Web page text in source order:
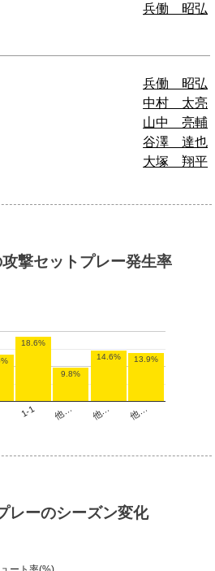
兵働 昭弘
兵働 昭弘
中村 太亮
山中 亮輔
谷澤 達也
大塚 翔平
撃セットプレー発生率
1-1 他… 他… 他…
18.6%
9.8%
14.6% 13.9%
レーのシーズン変化